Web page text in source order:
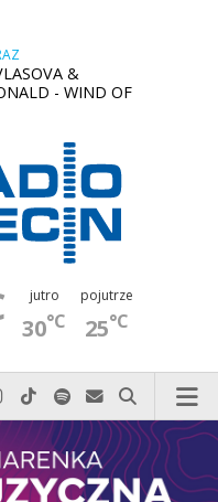
&
- WIND OF
jutro
30°C
pojutrze
25°C
do nas zadzwoń
nas na Facebook-u
nas na X
Odwiedź nas na Instagram-ie
Odwiedź nas na TikTok-u
Szukaj nas na Spotify
Wyślij do nas
Szukaj